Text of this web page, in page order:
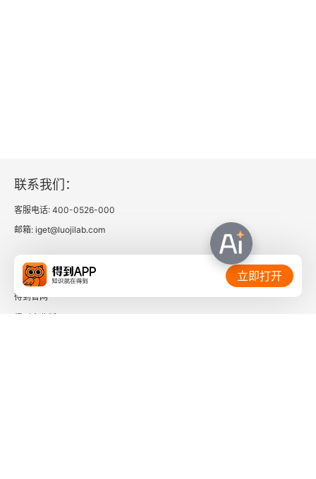
本章进一步推荐阅读
第六章 文学的想象
二、想象区别于联想与幻想
三、何为文学想象
联系我们：
客服电话: 400-0526-000
邮箱: iget@luojilab.com
相关链接：
得到官网
立即打开